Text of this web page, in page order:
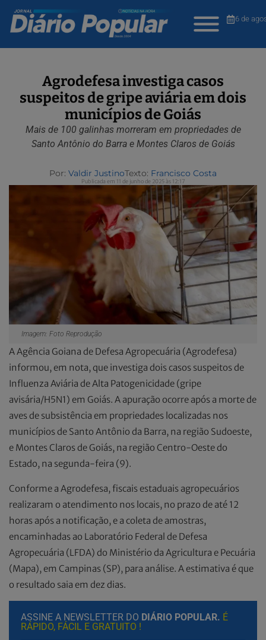
6 de
Agrodefesa investiga casos
suspeitos de gripe aviária em dois
municípios de Goiás
Mais de 100 galinhas morreram em propriedades de
Santo Antônio do Barra e Montes Claros de Goiás
Por: Valdir JustinoTexto: Francisco Costa
Publicada em 11 de junho de 2025 às 12:17
Imagem: Foto Reprodução
A Agência Goiana de Defesa Agropecuária (Agrodefesa)
informou, em nota, que investiga dois casos suspeitos de
Influenza Aviária de Alta Patogenicidade (gripe
avisária/H5N1) em Goiás. A apuração ocorre após a morte de
aves de subsistência em propriedades localizadas nos
municípios de Santo Antônio da Barra, na região Sudoeste,
e Montes Claros de Goiás, na região Centro-Oeste do
Estado, na segunda-feira (9).
Conforme a Agrodefesa, fiscais estaduais agropecuários
realizaram o atendimento nos locais, no prazo de até 12
horas após a notificação, e a coleta de amostras,
encaminhadas ao Laboratório Federal de Defesa
Agropecuária (LFDA) do Ministério da Agricultura e Pecuária
(Mapa), em Campinas (SP), para análise. A estimativa é que
o resultado saia em dez dias.
ASSINE A NEWSLETTER DO DIÁRIO POPULAR. É
RÁPIDO, FÁCIL E GRATUITO !